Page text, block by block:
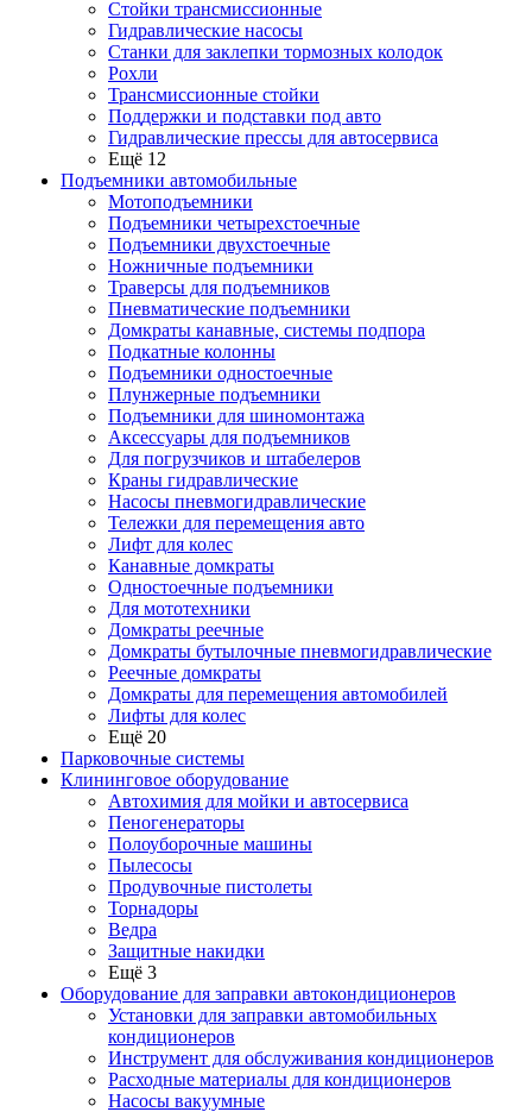
Стойки трансмиссионные
Гидравлические насосы
Cтанки для заклепки тормозных колодок
Рохли
Трансмиссионные стойки
Поддержки и подставки под авто
Гидравлические прессы для автосервиса
Ещё 12
Подъемники автомобильные
Мотоподъемники
Подъемники четырехстоечные
Подъемники двухстоечные
Ножничные подъемники
Траверсы для подъемников
Пневматические подъемники
Домкраты канавные, системы подпора
Подкатные колонны
Подъемники одностоечные
Плунжерные подъемники
Подъемники для шиномонтажа
Аксессуары для подъемников
Для погрузчиков и штабелеров
Краны гидравлические
Насосы пневмогидравлические
Тележки для перемещения авто
Лифт для колес
Канавные домкраты
Одностоечные подъемники
Для мототехники
Домкраты реечные
Домкраты бутылочные пневмогидравлические
Реечные домкраты
Домкраты для перемещения автомобилей
Лифты для колес
Ещё 20
Парковочные системы
Клининговое оборудование
Автохимия для мойки и автосервиса
Пеногенераторы
Полоуборочные машины
Пылесосы
Продувочные пистолеты
Торнадоры
Ведра
Защитные накидки
Ещё 3
Оборудование для заправки автокондиционеров
Установки для заправки автомобильных
кондиционеров
Инструмент для обслуживания кондиционеров
Расходные материалы для кондиционеров
Насосы вакуумные